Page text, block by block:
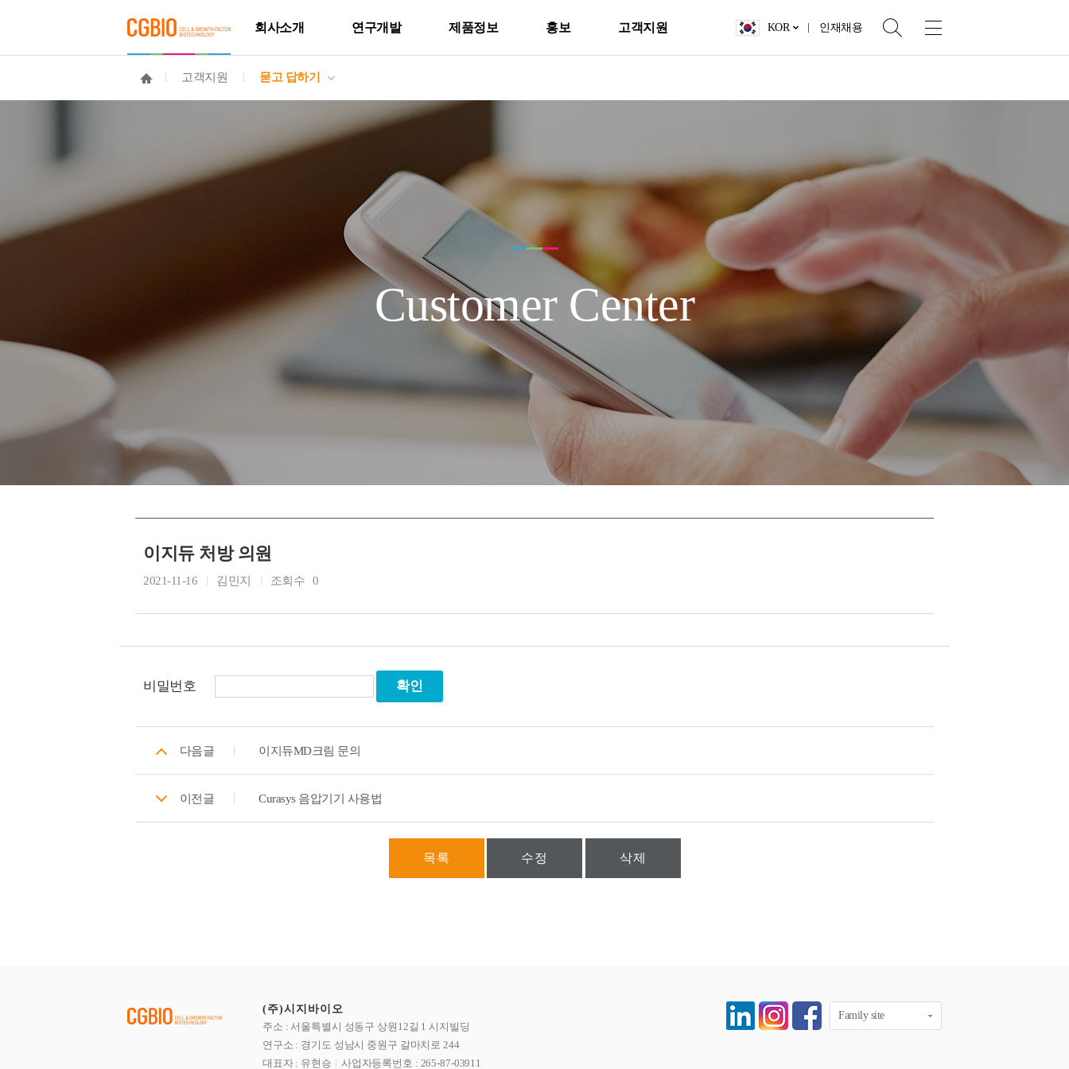
회사소개 연구개발 제품정보 홍보 고객지원 KOR 인재채용
고객지원 묻고 답하기
Customer Center
이지듀 처방 의원
2021-11-16 김민지 조회수 0
비밀번호
다음글 이지듀MD크림 문의
이전글 Curasys 음압기기 사용법
목록 수정 삭제
(주)시지바이오
주소 : 서울특별시 성동구 상원12길 1 시지빌딩
연구소 : 경기도 성남시 중원구 갈마치로 244
대표자 : 유현승
사업자등록번호 : 265-87-03911
Family site